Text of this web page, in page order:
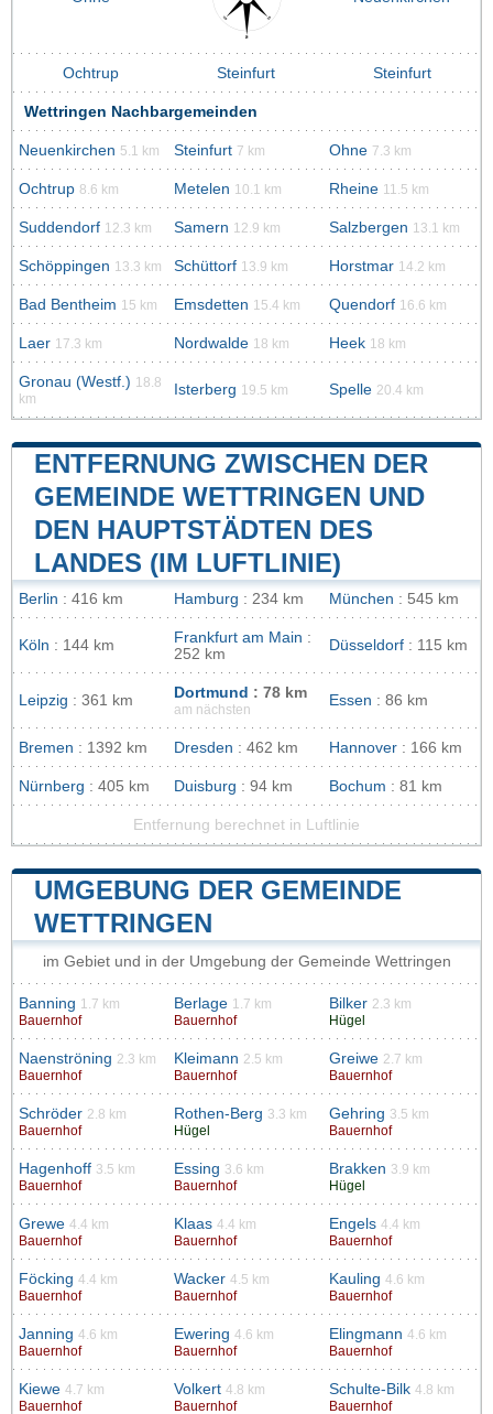
Ochtrup Steinfurt Steinfurt
Wettringen Nachbargemeinden
Neuenkirchen 5.1 km Steinfurt 7 km Ohne 7.3 km
Ochtrup 8.6 km Metelen 10.1 km Rheine 11.5 km
Suddendorf 12.3 km Samern 12.9 km Salzbergen 13.1 km
Schöppingen 13.3 km Schüttorf 13.9 km Horstmar 14.2 km
Bad Bentheim 15 km Emsdetten 15.4 km Quendorf 16.6 km
Laer 17.3 km Nordwalde 18 km Heek 18 km
Gronau (Westf.) 18.8
km
Isterberg 19.5 km Spelle 20.4 km
ENTFERNUNG ZWISCHEN DER
GEMEINDE WETTRINGEN UND
DEN HAUPTSTÄDTEN DES
LANDES (IM LUFTLINIE)
Berlin : 416 km Hamburg : 234 km München : 545 km
Köln : 144 km Frankfurt am Main :
252 km
Düsseldorf : 115 km
Leipzig : 361 km Dortmund : 78 km
am nächsten
Essen : 86 km
Bremen : 1392 km Dresden : 462 km Hannover : 166 km
Nürnberg : 405 km Duisburg : 94 km Bochum : 81 km
Entfernung berechnet in Luftlinie
UMGEBUNG DER GEMEINDE
WETTRINGEN
im Gebiet und in der Umgebung der Gemeinde Wettringen
Banning 1.7 km
Bauernhof
Berlage 1.7 km
Bauernhof
Bilker 2.3 km
Hügel
Naenströning 2.3 km
Bauernhof
Kleimann 2.5 km
Bauernhof
Greiwe 2.7 km
Bauernhof
Schröder 2.8 km
Bauernhof
Rothen-Berg 3.3 km
Hügel
Gehring 3.5 km
Bauernhof
Hagenhoff 3.5 km
Bauernhof
Essing 3.6 km
Bauernhof
Brakken 3.9 km
Hügel
Grewe 4.4 km
Bauernhof
Klaas 4.4 km
Bauernhof
Engels 4.4 km
Bauernhof
Föcking 4.4 km
Bauernhof
Wacker 4.5 km
Bauernhof
Kauling 4.6 km
Bauernhof
Janning 4.6 km
Bauernhof
Ewering 4.6 km
Bauernhof
Elingmann 4.6 km
Bauernhof
Kiewe 4.7 km
Bauernhof
Volkert 4.8 km
Bauernhof
Schulte-Bilk 4.8 km
Bauernhof